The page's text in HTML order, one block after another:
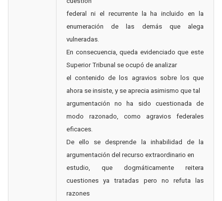
federal ni el recurrente la ha incluido en la
enumeración de las demás que alega
vulneradas.
En consecuencia, queda evidenciado que este
Superior Tribunal se ocupó de analizar
el contenido de los agravios sobre los que
ahora se insiste, y se aprecia asimismo que tal
argumentación no ha sido cuestionada de
modo razonado, como agravios federales
eficaces.
De ello se desprende la inhabilidad de la
argumentación del recurso extraordinario en
estudio, que dogmáticamente reitera
cuestiones ya tratadas pero no refuta las
razones